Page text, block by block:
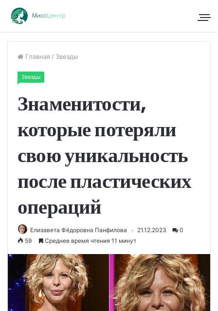
Главная / Звезды
Звезды
Знаменитости,
которые потеряли
свою уникальность
после пластических
операций
Елизавета Фёдоровна Панфилова 21.12.2023
0
59
Среднее время чтения 11 минут